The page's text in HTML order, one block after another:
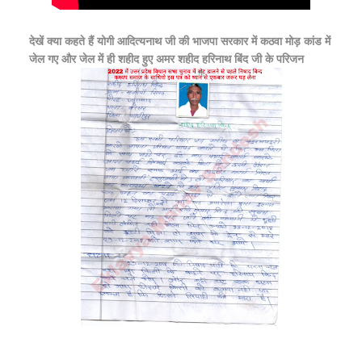
देखें क्या कहते हैं योगी आदित्यनाथ जी की भाजपा सरकार में कठवा मोड़ कांड में
जेल गए और जेल में ही शहीद हुए अमर शहीद हरिनाथ बिंद जी के परिजन